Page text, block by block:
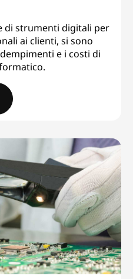
di strumenti digitali per
ai clienti, si sono
e i costi di